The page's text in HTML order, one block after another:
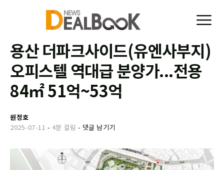
용산 더파크사이드(유엔사부지)
오피스텔 역대급 분양가...전용
84㎡ 51억~53억
원정호
2025-07-11 - 4분 걸림 - 댓글 남기기